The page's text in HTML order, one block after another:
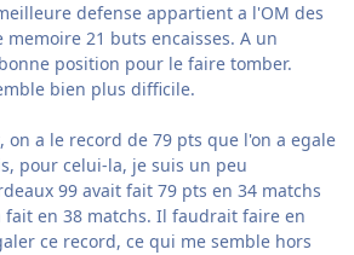
defense appartient a l'OM des
memoire 21 buts encaisses. A un
position pour le faire tomber.
bien plus difficile.
on a le record de 79 pts que l'on a egale
pour celui-la, je suis un peu
99 avait fait 79 pts en 34 matchs
fait en 38 matchs. Il faudrait faire en
ce record, ce qui me semble hors